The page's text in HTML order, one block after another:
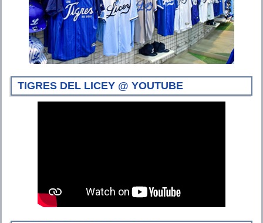
TIGRES DEL LICEY @ YOUTUBE